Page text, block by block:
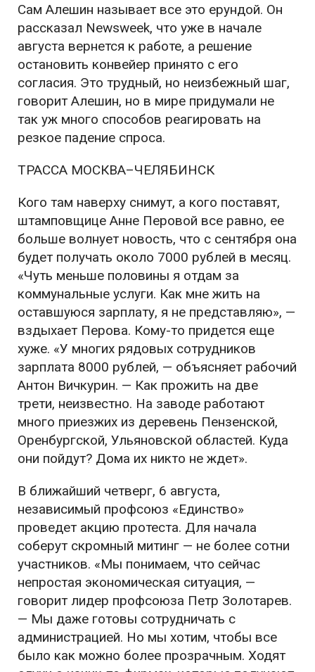
Сам Алешин называет все это ерундой. Он
рассказал Newsweek, что уже в начале
августа вернется к работе, а решение
остановить конвейер принято с его
согласия. Это трудный, но неизбежный шаг,
говорит Алешин, но в мире придумали не
так уж много способов реагировать на
резкое падение спроса.
ТРАССА МОСКВА–ЧЕЛЯБИНСК
Кого там наверху снимут, а кого поставят,
штамповщице Анне Перовой все равно, ее
больше волнует новость, что с сентября она
будет получать около 7000 рублей в месяц.
«Чуть меньше половины я отдам за
коммунальные услуги. Как мне жить на
оставшуюся зарплату, я не представляю», —
вздыхает Перова. Кому-то придется еще
хуже. «У многих рядовых сотрудников
зарплата 8000 рублей, — объясняет рабочий
Антон Вичкурин. — Как прожить на две
трети, неизвестно. На заводе работают
много приезжих из деревень Пензенской,
Оренбургской, Ульяновской областей. Куда
они пойдут? Дома их никто не ждет».
В ближайший четверг, 6 августа,
независимый профсоюз «Единство»
проведет акцию протеста. Для начала
соберут скромный митинг — не более сотни
участников. «Мы понимаем, что сейчас
непростая экономическая ситуация, —
говорит лидер профсоюза Петр Золотарев.
— Мы даже готовы сотрудничать с
администрацией. Но мы хотим, чтобы все
было как можно более прозрачным. Ходят